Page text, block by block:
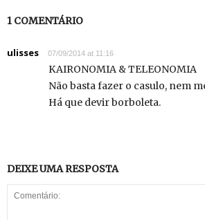
1 COMENTÁRIO
ulisses 07/09/2014 at 11:16
KAIRONOMIA & TELEONOMIA
Não basta fazer o casulo, nem
Há que devir borboleta.
DEIXE UMA RESPOSTA